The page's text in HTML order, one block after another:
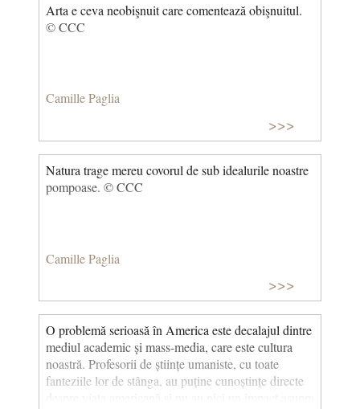
Arta e ceva neobişnuit care comentează obişnuitul.
© CCC
Camille Paglia
>>>
Natura trage mereu covorul de sub idealurile noastre
pompoase. © CCC
Camille Paglia
>>>
O problemă serioasă în America este decalajul dintre
mediul academic și mass-media, care este cultura
noastră. Profesorii de științe umaniste, cu toate
fanteziile lor de stânga, au puține cunoștințe directe